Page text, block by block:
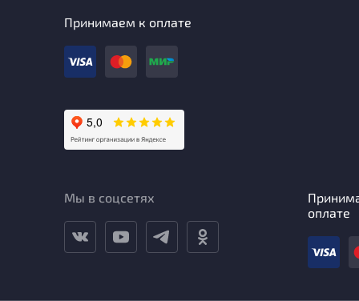
Принимаем к оплате
Мы в соцсетях
оплате